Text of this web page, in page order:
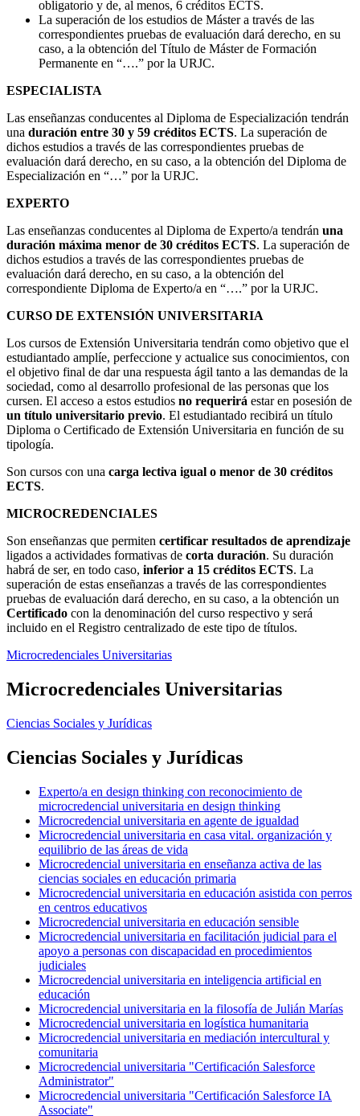
obligatorio y de, al menos, 6 créditos ECTS.
La superación de los estudios de Máster a través de las
correspondientes pruebas de evaluación dará derecho, en su
caso, a la obtención del Título de Máster de Formación
Permanente en “….” por la URJC.
ESPECIALISTA
Las enseñanzas conducentes al Diploma de Especialización tendrán
una duración entre 30 y 59 créditos ECTS. La superación de
dichos estudios a través de las correspondientes pruebas de
evaluación dará derecho, en su caso, a la obtención del Diploma de
Especialización en “…” por la URJC.
EXPERTO
Las enseñanzas conducentes al Diploma de Experto/a tendrán una
duración máxima menor de 30 créditos ECTS. La superación de
dichos estudios a través de las correspondientes pruebas de
evaluación dará derecho, en su caso, a la obtención del
correspondiente Diploma de Experto/a en “….” por la URJC.
CURSO DE EXTENSIÓN UNIVERSITARIA
Los cursos de Extensión Universitaria tendrán como objetivo que el
estudiantado amplíe, perfeccione y actualice sus conocimientos, con
el objetivo final de dar una respuesta ágil tanto a las demandas de la
sociedad, como al desarrollo profesional de las personas que los
cursen. El acceso a estos estudios no requerirá estar en posesión de
un título universitario previo. El estudiantado recibirá un título
Diploma o Certificado de Extensión Universitaria en función de su
tipología.
Son cursos con una carga lectiva igual o menor de 30 créditos
ECTS.
MICROCREDENCIALES
Son enseñanzas que permiten certificar resultados de aprendizaje
ligados a actividades formativas de corta duración. Su duración
habrá de ser, en todo caso, inferior a 15 créditos ECTS. La
superación de estas enseñanzas a través de las correspondientes
pruebas de evaluación dará derecho, en su caso, a la obtención un
Certificado con la denominación del curso respectivo y será
incluido en el Registro centralizado de este tipo de títulos.
Microcredenciales Universitarias
Microcredenciales Universitarias
Ciencias Sociales y Jurídicas
Ciencias Sociales y Jurídicas
Experto/a en design thinking con reconocimiento de
microcredencial universitaria en design thinking
Microcredencial universitaria en agente de igualdad
Microcredencial universitaria en casa vital. organización y
equilibrio de las áreas de vida
Microcredencial universitaria en enseñanza activa de las
ciencias sociales en educación primaria
Microcredencial universitaria en educación asistida con perros
en centros educativos
Microcredencial universitaria en educación sensible
Microcredencial universitaria en facilitación judicial para el
apoyo a personas con discapacidad en procedimientos
judiciales
Microcredencial universitaria en inteligencia artificial en
educación
Microcredencial universitaria en la filosofía de Julián Marías
Microcredencial universitaria en logística humanitaria
Microcredencial universitaria en mediación intercultural y
comunitaria
Microcredencial universitaria "Certificación Salesforce
Administrator"
Microcredencial universitaria "Certificación Salesforce IA
Associate"